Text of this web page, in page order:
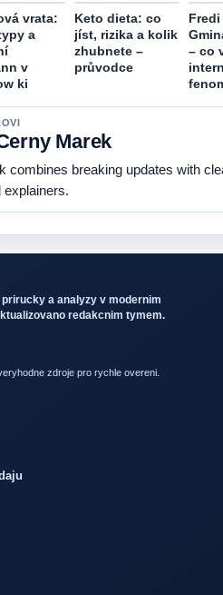
vrata:
a
v
ki
Keto dieta: co
jíst, rizika a kolik
zhubnete –
průvodce
– co
Marek
combines breaking updates with
explainers.
a analyzy v modernim
redakcnim tymem.
zdroje pro rychle overeni.